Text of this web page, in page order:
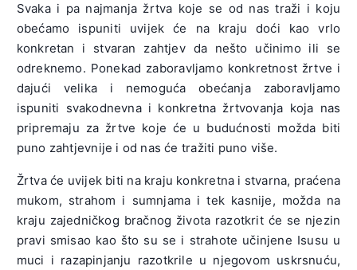
Svaka i pa najmanja žrtva koje se od nas traži i koju
obećamo ispuniti uvijek će na kraju doći kao vrlo
konkretan i stvaran zahtjev da nešto učinimo ili se
odreknemo. Ponekad zaboravljamo konkretnost žrtve i
dajući velika i nemoguća obećanja zaboravljamo
ispuniti svakodnevna i konkretna žrtvovanja koja nas
pripremaju za žrtve koje će u budućnosti možda biti
puno zahtjevnije i od nas će tražiti puno više.
Žrtva će uvijek biti na kraju konkretna i stvarna, praćena
mukom, strahom i sumnjama i tek kasnije, možda na
kraju zajedničkog bračnog života razotkrit će se njezin
pravi smisao kao što su se i strahote učinjene Isusu u
muci i razapinjanju razotkrile u njegovom uskrsnuću,